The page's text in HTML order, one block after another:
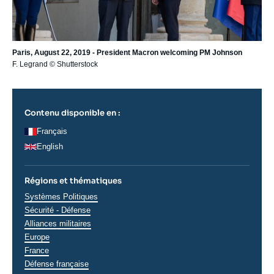
Paris, August 22, 2019 - President Macron welcoming PM Johnson
F. Legrand © Shutterstock
Contenu disponible en :
Français
English
Régions et thématiques
Thématiques
analyses
Systèmes Politiques
Sécurité - Défense
Alliances militaires
Régions
Europe
France
Défense française